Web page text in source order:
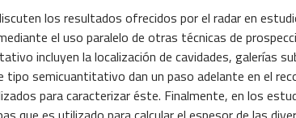
los resultados ofrecidos por el radar en
el uso paralelo de otras técnicas de
incluyen la localización de cavidades, galerías
semicuantitativo dan un paso adelante en el
para caracterizar éste. Finalmente, en los